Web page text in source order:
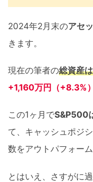
2024年2月末のアセ
きます。
現在の筆者の総資産
+1,160万円（+8.3%）
この1ヶ月でS&P500
て、キャッシュポジ
数をアウトパフォーム
とはいえ、さすがに